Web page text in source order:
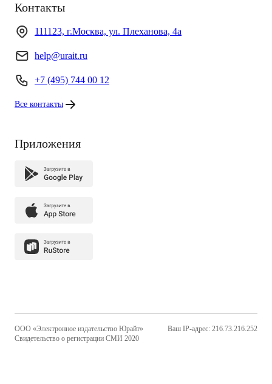
Контакты
111123, г.Москва, ул. Плеханова, 4а
help@urait.ru
+7 (495) 744 00 12
Все контакты
Приложения
ООО «Электронное издательство Юрайт»
Свидетельство о регистрации СМИ 2020
Ваш IP-адрес: 216.73.216.252